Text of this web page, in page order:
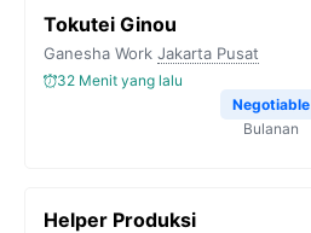
Tokutei Ginou
Ganesha Work Jakarta Pusat
32 Menit yang lalu
Negotiable
Bulanan
Helper Produksi